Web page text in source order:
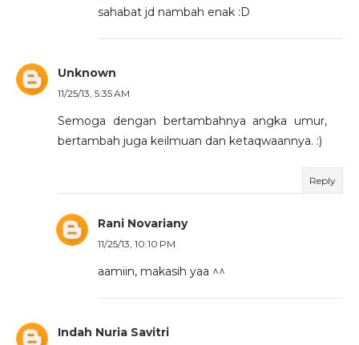
sahabat jd nambah enak :D
Unknown
11/25/13, 5:35 AM
Semoga dengan bertambahnya angka umur,
bertambah juga keilmuan dan ketaqwaannya. :)
Reply
Rani Novariany
11/25/13, 10:10 PM
aamiin, makasih yaa ^^
Indah Nuria Savitri